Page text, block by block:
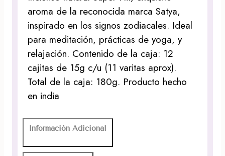
aroma de la reconocida marca Satya,
inspirado en los signos zodiacales. Ideal
para meditación, prácticas de yoga, y
relajación. Contenido de la caja: 12
cajitas de 15g c/u (11 varitas aprox).
Total de la caja: 180g. Producto hecho
en india
Información Adicional